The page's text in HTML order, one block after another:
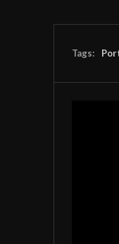
Tags: